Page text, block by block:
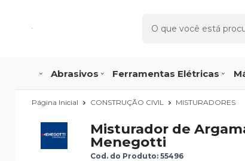
Abrasivos Ferramentas Elétricas
Página Inicial CONSTRUÇÃO CIVIL MISTURADORES
Misturador de
Menegotti
Cod. do Produto: 55496